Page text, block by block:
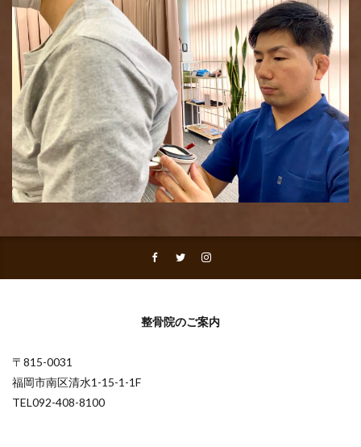
整骨院のご案内
〒815-0031
福岡市南区清水1-15-1-1F
TEL092-408-8100